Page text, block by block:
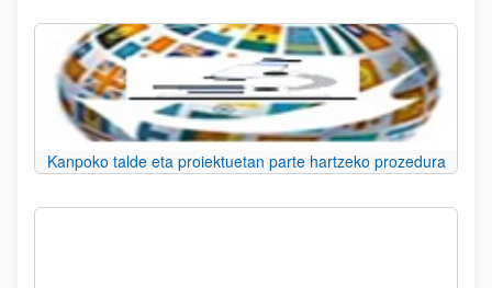
Kanpoko talde eta proiektuetan parte hartzeko prozedura